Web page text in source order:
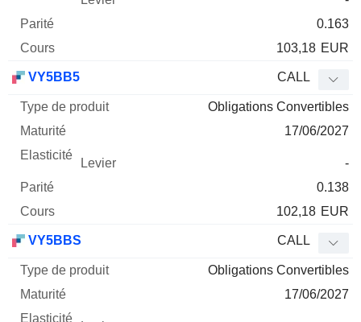
0.163
103,18 EUR
VY5BB5 CALL
Obligations Convertibles
17/06/2027
-
0.138
102,18 EUR
VY5BBS CALL
Obligations Convertibles
17/06/2027